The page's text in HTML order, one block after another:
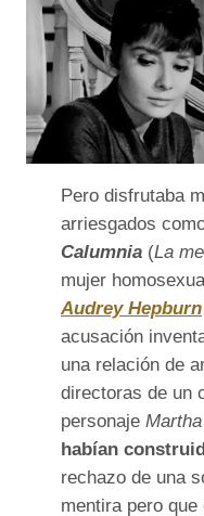
Pero disfrutaba
arriesgados
Calumnia (La
mujer
Audrey Hepburn
acusación
una relación de
directoras de un
personaje Martha
habían
rechazo de una
mentira pero